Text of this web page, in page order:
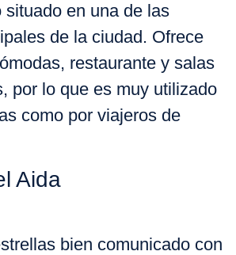
situado en una de las
de la ciudad. Ofrece
restaurante y salas
por lo que es muy utilizado
como por viajeros de
Aida
bien comunicado con